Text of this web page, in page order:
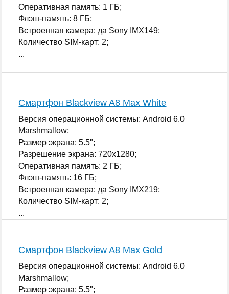
Оперативная память: 1 ГБ;
Флэш-память: 8 ГБ;
Встроенная камера: да Sony IMX149;
Количество SIM-карт: 2;
...
Смартфон Blackview A8 Max White
Версия операционной системы: Android 6.0
Marshmallow;
Размер экрана: 5.5";
Разрешение экрана: 720x1280;
Оперативная память: 2 ГБ;
Флэш-память: 16 ГБ;
Встроенная камера: да Sony IMX219;
Количество SIM-карт: 2;
...
Смартфон Blackview A8 Max Gold
Версия операционной системы: Android 6.0
Marshmallow;
Размер экрана: 5.5";